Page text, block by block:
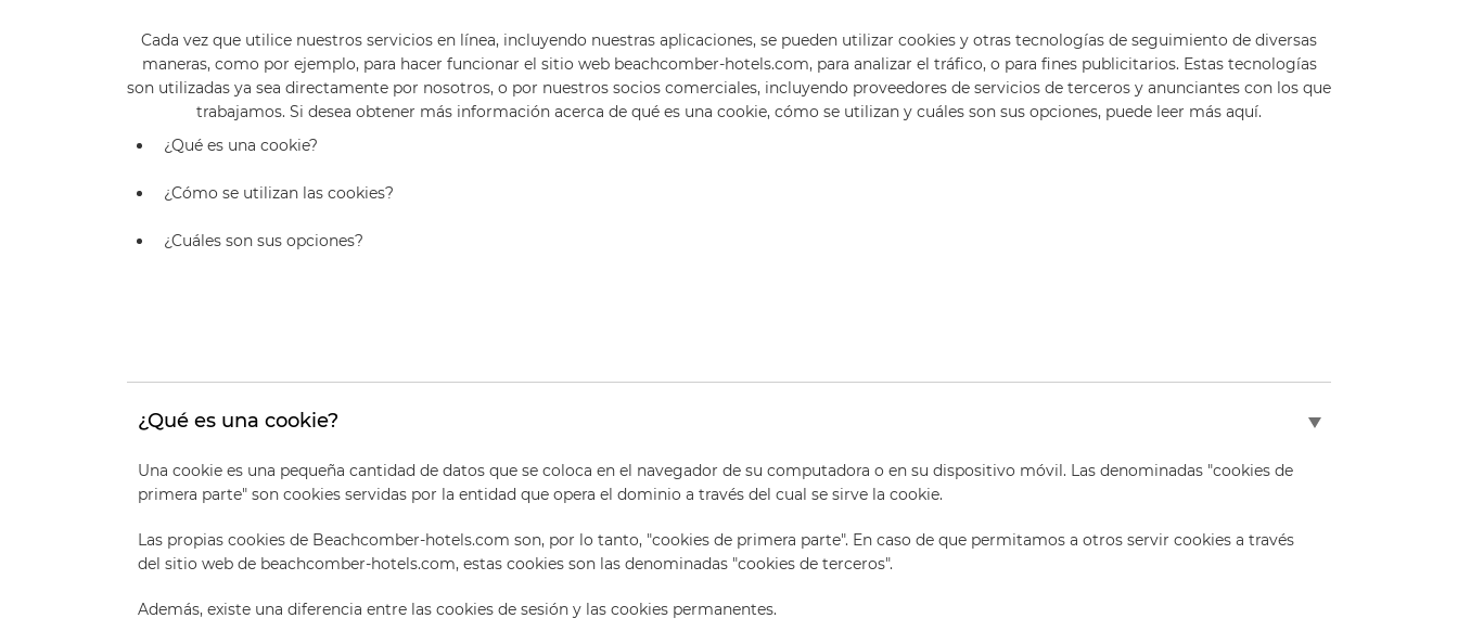
Cada vez que utilice nuestros servicios en línea, incluyendo nuestras aplicaciones, se pueden utilizar cookies y otras tecnologías de seguimiento de diversas
maneras, como por ejemplo, para hacer funcionar el sitio web beachcomber-hotels.com, para analizar el tráfico, o para fines publicitarios. Estas tecnologías
son utilizadas ya sea directamente por nosotros, o por nuestros socios comerciales, incluyendo proveedores de servicios de terceros y anunciantes con los que
trabajamos. Si desea obtener más información acerca de qué es una cookie, cómo se utilizan y cuáles son sus opciones, puede leer más aquí.
¿Qué es una cookie?
¿Cómo se utilizan las cookies?
¿Cuáles son sus opciones?
¿Qué es una cookie?
Una cookie es una pequeña cantidad de datos que se coloca en el navegador de su computadora o en su dispositivo móvil. Las denominadas "cookies de
primera parte" son cookies servidas por la entidad que opera el dominio a través del cual se sirve la cookie.
Las propias cookies de Beachcomber-hotels.com son, por lo tanto, "cookies de primera parte". En caso de que permitamos a otros servir cookies a través
del sitio web de beachcomber-hotels.com, estas cookies son las denominadas "cookies de terceros".
Además, existe una diferencia entre las cookies de sesión y las cookies permanentes.